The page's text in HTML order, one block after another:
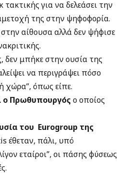
τακτικής για να δελεάσει την
της στην ψηφοφορία.
αίθουσα αλλά δεν ψήφισε
δεν μπήκε στην ουσία της
να περιγράψει πόσο
χώρα”, όπως είπε.
ο Πρωθυπουργός ο οποίος
του Eurogroup της
έθεταν, πάλι, υπό
εταίροι”, οι πάσης φύσεως